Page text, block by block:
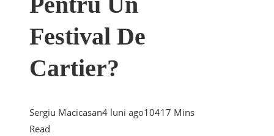
Festival De
Cartier?
Sergiu Macicasan4 luni ago10417 Mins
Read